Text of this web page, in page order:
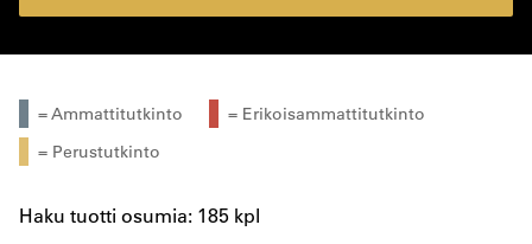
= Ammattitutkinto
= Erikoisammattitutkinto
= Perustutkinto
Haku tuotti osumia: 185 kpl